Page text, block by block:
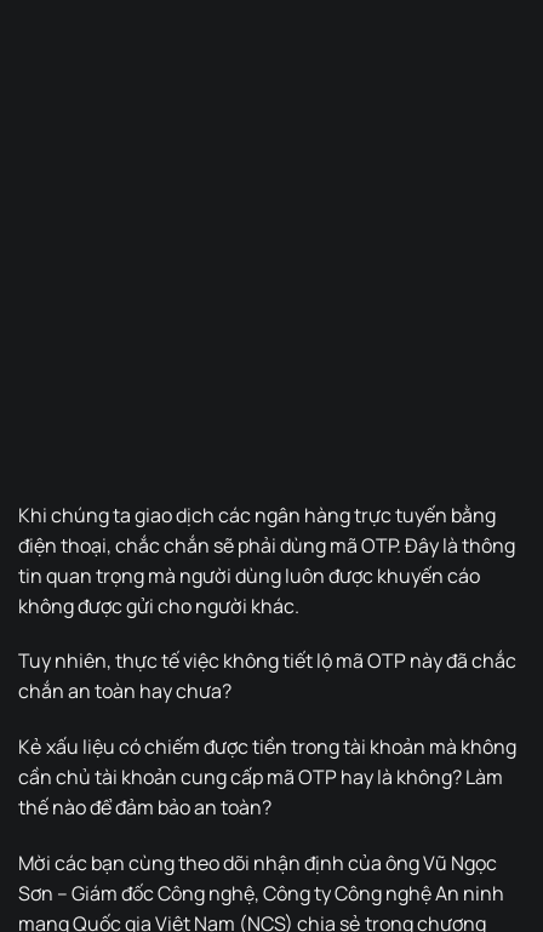
Khi chúng ta giao dịch các ngân hàng trực tuyến bằng
điện thoại, chắc chắn sẽ phải dùng mã OTP. Đây là thông
tin quan trọng mà người dùng luôn được khuyến cáo
không được gửi cho người khác.
Tuy nhiên, thực tế việc không tiết lộ mã OTP này đã chắc
chắn an toàn hay chưa?
Kẻ xấu liệu có chiếm được tiền trong tài khoản mà không
cần chủ tài khoản cung cấp mã OTP hay là không? Làm
thế nào để đảm bảo an toàn?
Mời các bạn cùng theo dõi nhận định của ông Vũ Ngọc
Sơn – Giám đốc Công nghệ, Công ty Công nghệ An ninh
mạng Quốc gia Việt Nam (NCS) chia sẻ trong chương